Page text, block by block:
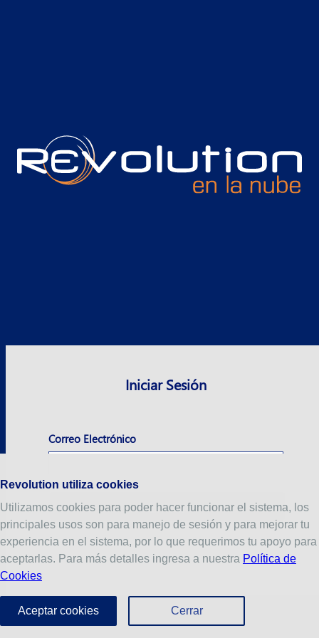
Iniciar Sesión
Correo Electrónico
Revolution utiliza cookies
Utilizamos cookies para poder hacer funcionar el sistema, los
principales usos son para manejo de sesión y para mejorar tu
experiencia en el sistema, por lo que requerimos tu apoyo para
aceptarlas. Para más detalles ingresa a nuestra Política de
Cookies
Aceptar cookies Cerrar